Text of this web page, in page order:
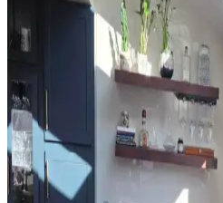
Sherwin Williams Cream &
Uyumlu Perde Seçimi ve Ton
Yöntemleri
Sherwin Williams Cream & Sugar
perde seçimi, halı ve dekorasyonla
pleat model perdeler estetik görünüm
önler.
Ev Satışında Valance
Dekorasyonunun Mekana